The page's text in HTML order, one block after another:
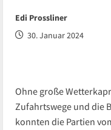
Edi Prossliner
30. Januar 2024
Ohne große
Zufahrtswege und die
konnten die Partien